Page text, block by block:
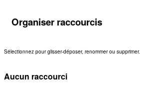
Organiser raccourcis
Sélectionnez pour glisser-déposer, renommer ou supprimer.
Aucun raccourci